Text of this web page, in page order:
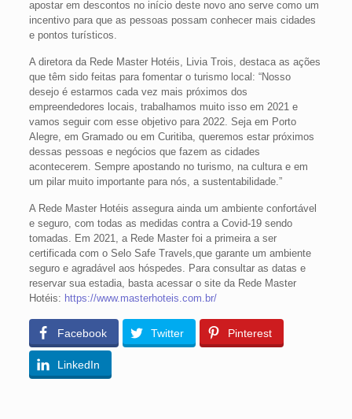
apostar em descontos no início deste novo ano serve como um
incentivo para que as pessoas possam conhecer mais cidades
e pontos turísticos.
A diretora da Rede Master Hotéis, Livia Trois, destaca as ações
que têm sido feitas para fomentar o turismo local: “Nosso
desejo é estarmos cada vez mais próximos dos
empreendedores locais, trabalhamos muito isso em 2021 e
vamos seguir com esse objetivo para 2022. Seja em Porto
Alegre, em Gramado ou em Curitiba, queremos estar próximos
dessas pessoas e negócios que fazem as cidades
acontecerem. Sempre apostando no turismo, na cultura e em
um pilar muito importante para nós, a sustentabilidade.”
A Rede Master Hotéis assegura ainda um ambiente confortável
e seguro, com todas as medidas contra a Covid-19 sendo
tomadas. Em 2021, a Rede Master foi a primeira a ser
certificada com o Selo Safe Travels,que garante um ambiente
seguro e agradável aos hóspedes. Para consultar as datas e
reservar sua estadia, basta acessar o site da Rede Master
Hotéis: https://www.masterhoteis.com. br/
Facebook Twitter Pinterest
LinkedIn